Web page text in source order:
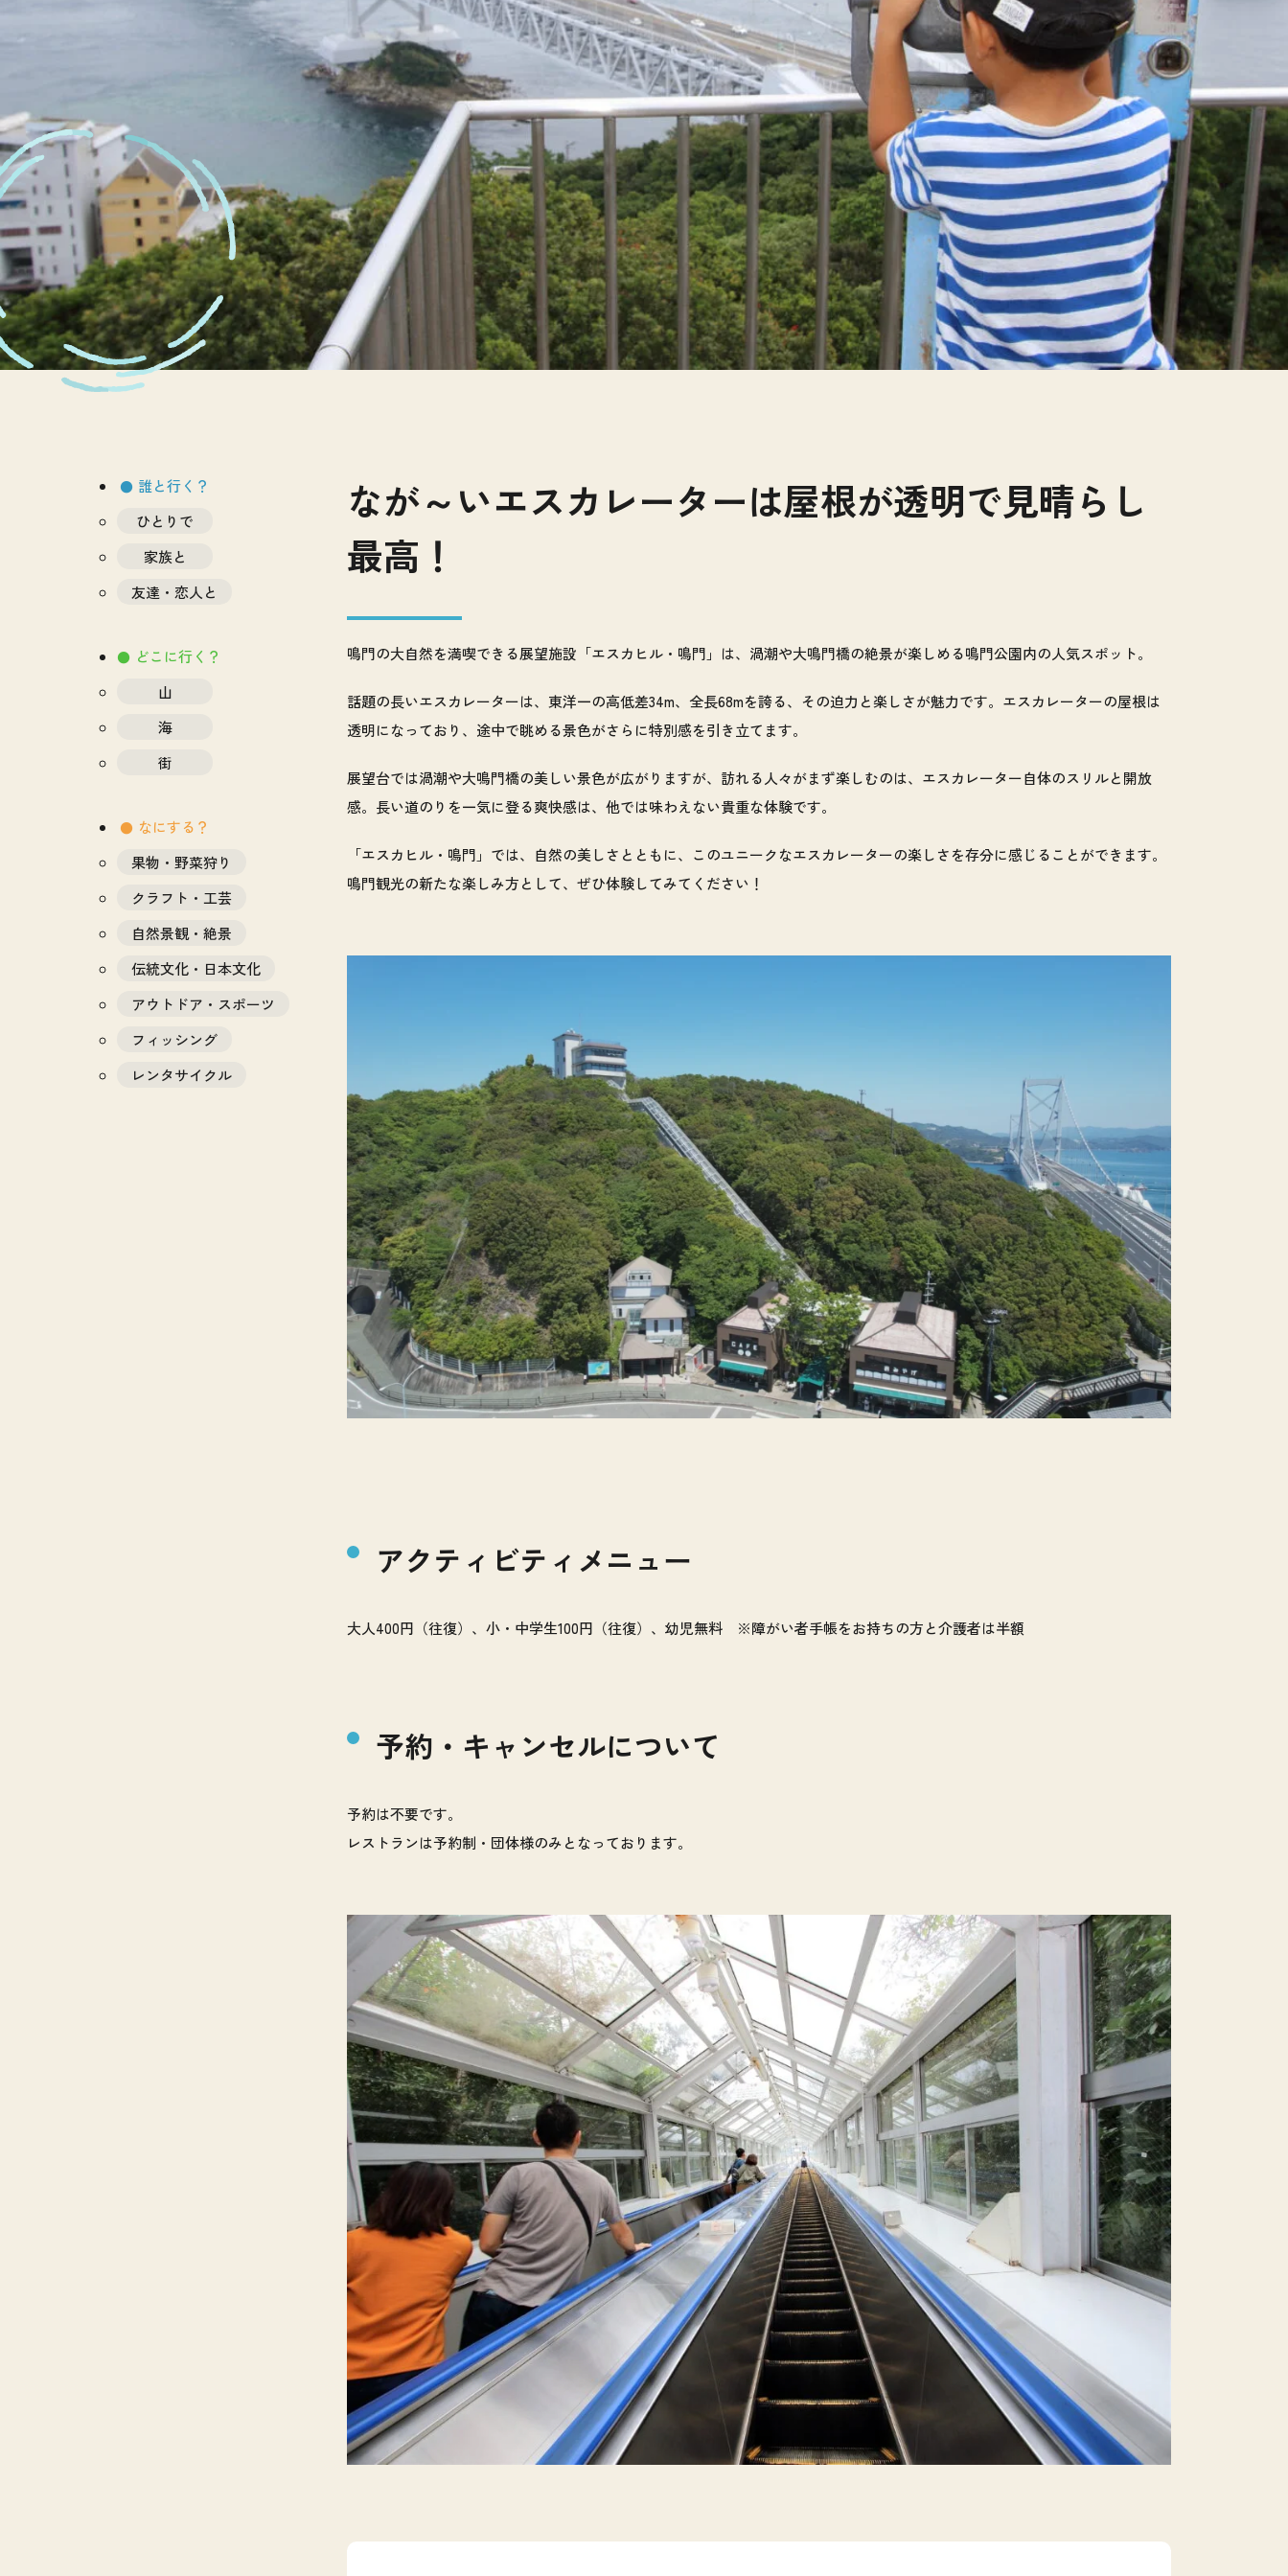
誰と行く？
ひとりで
家族と
友達・恋人と
どこに行く？
山
海
街
なにする？
果物・野菜狩り
クラフト・工芸
自然景観・絶景
伝統文化・日本文化
アウトドア・スポーツ
フィッシング
レンタサイクル
なが～いエスカレーターは屋根が透明で見晴らし
最高！
鳴門の大自然を満喫できる展望施設「エスカヒル・鳴門」は、渦潮や大鳴門橋の絶景が楽しめる鳴門公園内の人気スポット。
話題の長いエスカレーターは、東洋一の高低差34m、全長68mを誇る、その迫力と楽しさが魅力です。エスカレーターの屋根は
透明になっており、途中で眺める景色がさらに特別感を引き立てます。
展望台では渦潮や大鳴門橋の美しい景色が広がりますが、訪れる人々がまず楽しむのは、エスカレーター自体のスリルと開放
感。長い道のりを一気に登る爽快感は、他では味わえない貴重な体験です。
「エスカヒル・鳴門」では、自然の美しさとともに、このユニークなエスカレーターの楽しさを存分に感じることができます。
鳴門観光の新たな楽しみ方として、ぜひ体験してみてください！
アクティビティメニュー
大人400円（往復）、小・中学生100円（往復）、幼児無料 ※障がい者手帳をお持ちの方と介護者は半額
予約・キャンセルについて
予約は不要です。
レストランは予約制・団体様のみとなっております。